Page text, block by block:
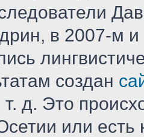
в 2007-м
создан
т. д. Это
или есть